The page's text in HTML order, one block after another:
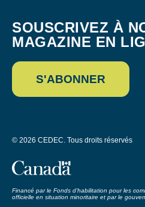
SOUSCRIVEZ À
MAGAZINE EN
S'ABONNER
© 2026 CEDEC. Tous droits réservés
Financé par le Fonds d’habilitation pour les
officielle en situation minoritaire et par le